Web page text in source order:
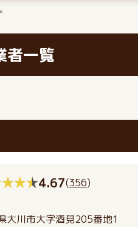
者一覧
4.67(356)
大川市大字酒見205番地1